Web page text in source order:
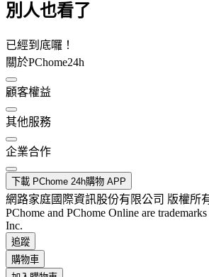
別人也看了
已經到底囉！
關於PChome24h
顧客權益
其他服務
企業合作
下載 PChome 24h購物 APP
網路家庭國際資訊股份有限公司 版權所
PChome and PChome Online are
Inc.
追蹤
購物車